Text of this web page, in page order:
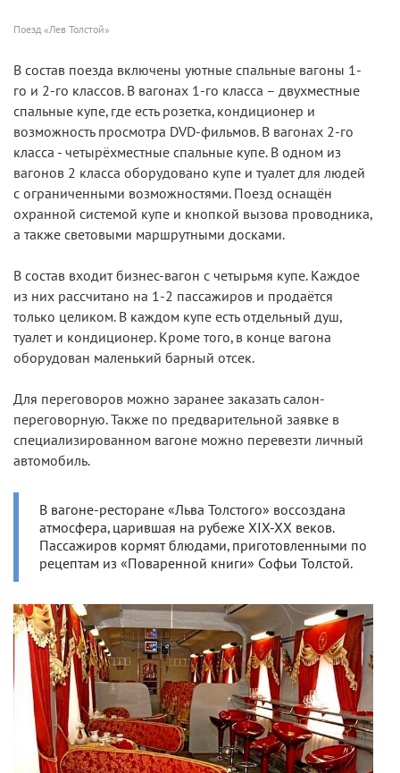
Поезд «Лев Толстой»
В состав поезда включены уютные спальные вагоны 1-
го и 2-го классов. В вагонах 1-го класса – двухместные
спальные купе, где есть розетка, кондиционер и
возможность просмотра DVD-фильмов. В вагонах 2-го
класса - четырёхместные спальные купе. В одном из
вагонов 2 класса оборудовано купе и туалет для людей
с ограниченными возможностями. Поезд оснащён
охранной системой купе и кнопкой вызова проводника,
а также световыми маршрутными досками.
В состав входит бизнес-вагон с четырьмя купе. Каждое
из них рассчитано на 1-2 пассажиров и продаётся
только целиком. В каждом купе есть отдельный душ,
туалет и кондиционер. Кроме того, в конце вагона
оборудован маленький барный отсек.
Для переговоров можно заранее заказать салон-
переговорную. Также по предварительной заявке в
специализированном вагоне можно перевезти личный
автомобиль.
В вагоне-ресторане «Льва Толстого» воссоздана
атмосфера, царившая на рубеже XIX-XX веков.
Пассажиров кормят блюдами, приготовленными по
рецептам из «Поваренной книги» Софьи Толстой.